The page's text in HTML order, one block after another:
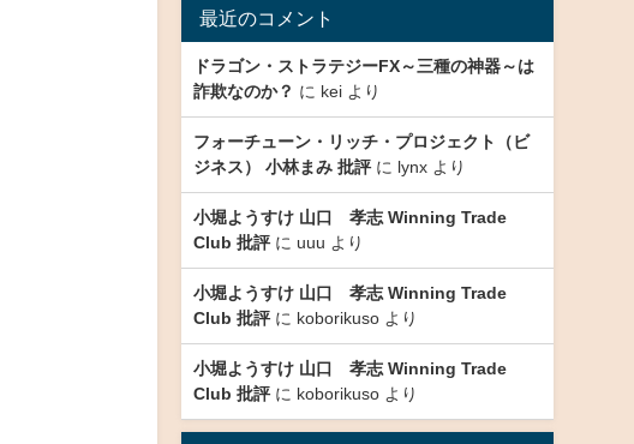
最近のコメント
ドラゴン・ストラテジーFX～三種の神器～は
詐欺なのか？ に keiより
フォーチューン・リッチ・プロジェクト（ビ
ジネス） 小林まみ 批評に lynxより
小堀ようすけ 山口 孝志 Winning Trade
Club 批評に uuu より
小堀ようすけ 山口 孝志 Winning Trade
Club 批評に koborikusoより
小堀ようすけ 山口 孝志 Winning Trade
Club 批評に koborikusoより